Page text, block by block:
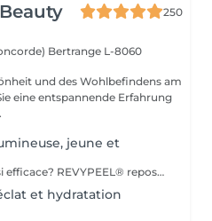
250
Bertrange L-8060
und des Wohlbefindens am
eine entspannende Erfahrung
jeune et
Pourquoi REVYPEEL® est-il si efficace? REVYPEEL® repose sur une combinaison exclusive de trois acides aux actions complémentaires : Des Résultats Visibles et Durables Effet "peau neuve" : Exfoliation contrôlée pour une texture affínée, un teint éclatant et uniformisé. Anti-âge : Stimulation de la production de collagène pour une peau ferme et repulpée. Anti-imperfections : Réduction des rides, cicatrices d'acné et pores dilatés. Éclaircissant : Diminution des taches pigmentaires et prévention des récidives. 3. Adapté à Tous les Types de Peau , REVYPEEL® s'adapte à chaque besoin : Version LOW : Pour une exfoliation douce, idéale pour les peaux sensibles ou en entretien. 4. Sécurité et Confort Contrôle optimal :pas de risques d'irritation ou de rougeurs. Contrairement aux peelings agressifs, REVYPEEL® offre une récupération rapide
et hydratation